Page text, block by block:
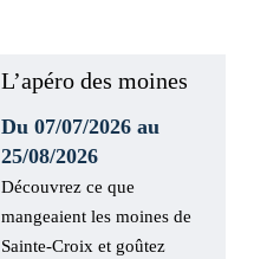
L’apéro des
Du 07/07/2026 au
25/08/2026
Découvrez ce que
mangeaient les moines de